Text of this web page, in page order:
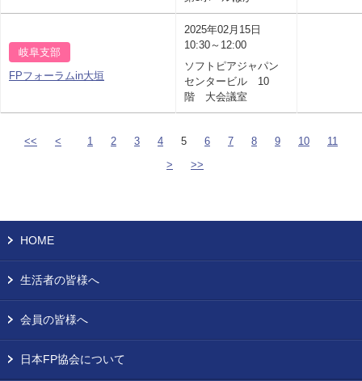
岐阜支部
FPフォーラムin大垣
2025年02月15日
10:30～12:00
ソフトピアジャパン
センタービル 10
階 大会議室
<< < 1 2 3 4 5 6 7 8 9 10
11
>
>>
HOME
生活者の皆様へ
会員の皆様へ
日本FP協会について